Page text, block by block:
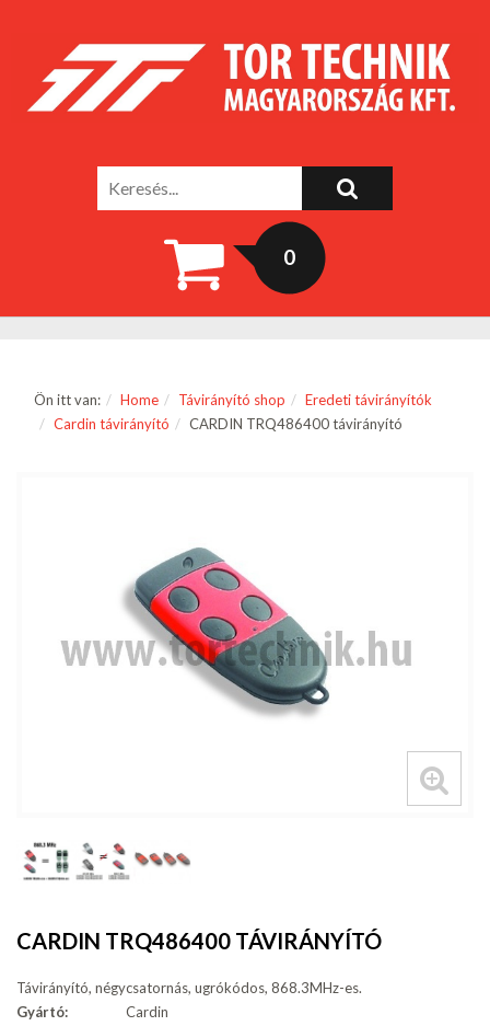
0
Ön itt van: Home Távirányító shop
Eredeti távirányítók
Cardin távirányító
CARDIN TRQ486400 távirányító
CARDIN TRQ486400 TÁVIRÁNYÍTÓ
Távirányító, négycsatornás, ugrókódos, 868.3MHz-es.
Gyártó:
Cardin